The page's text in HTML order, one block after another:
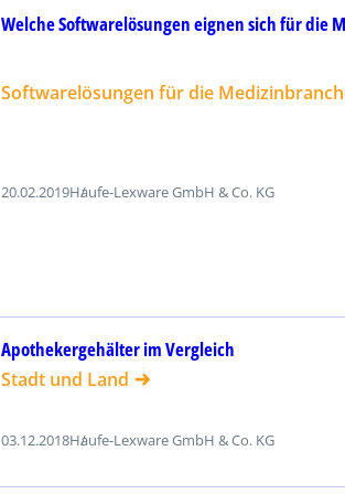
20.02.2019Haufe-Lexware GmbH & Co. KG
Welche Softwarelösungen eignen sich für die
Softwarelösungen für die
03.12.2018Haufe-Lexware GmbH & Co. KG
Apothekergehälter im Vergleich
Stadt und Land